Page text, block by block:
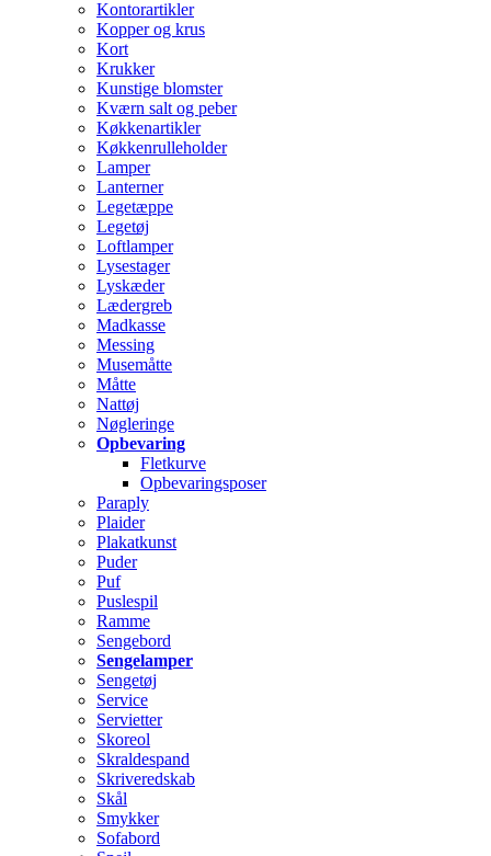
Kontorartikler
Kopper og krus
Kort
Krukker
Kunstige blomster
Kværn salt og peber
Køkkenartikler
Køkkenrulleholder
Lamper
Lanterner
Legetæppe
Legetøj
Loftlamper
Lysestager
Lyskæder
Lædergreb
Madkasse
Messing
Musemåtte
Måtte
Nattøj
Nøgleringe
Opbevaring
Fletkurve
Opbevaringsposer
Paraply
Plaider
Plakatkunst
Puder
Puf
Puslespil
Ramme
Sengebord
Sengelamper
Sengetøj
Service
Servietter
Skoreol
Skraldespand
Skriveredskab
Skål
Smykker
Sofabord